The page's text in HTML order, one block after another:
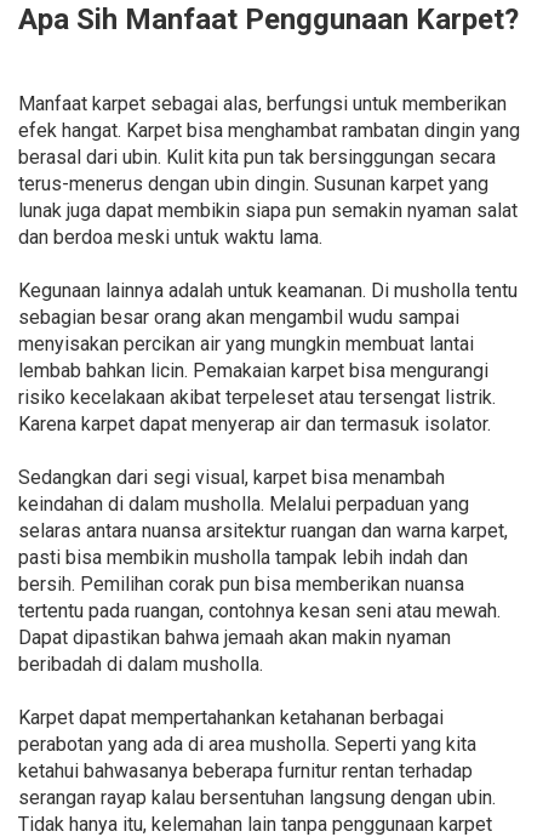
Apa Sih Manfaat Penggunaan Karpet?
Manfaat karpet sebagai alas, berfungsi untuk memberikan
efek hangat. Karpet bisa menghambat rambatan dingin yang
berasal dari ubin. Kulit kita pun tak bersinggungan secara
terus-menerus dengan ubin dingin. Susunan karpet yang
lunak juga dapat membikin siapa pun semakin nyaman salat
dan berdoa meski untuk waktu lama.
Kegunaan lainnya adalah untuk keamanan. Di musholla tentu
sebagian besar orang akan mengambil wudu sampai
menyisakan percikan air yang mungkin membuat lantai
lembab bahkan licin. Pemakaian karpet bisa mengurangi
risiko kecelakaan akibat terpeleset atau tersengat listrik.
Karena karpet dapat menyerap air dan termasuk isolator.
Sedangkan dari segi visual, karpet bisa menambah
keindahan di dalam musholla. Melalui perpaduan yang
selaras antara nuansa arsitektur ruangan dan warna karpet,
pasti bisa membikin musholla tampak lebih indah dan
bersih. Pemilihan corak pun bisa memberikan nuansa
tertentu pada ruangan, contohnya kesan seni atau mewah.
Dapat dipastikan bahwa jemaah akan makin nyaman
beribadah di dalam musholla.
Karpet dapat mempertahankan ketahanan berbagai
perabotan yang ada di area musholla. Seperti yang kita
ketahui bahwasanya beberapa furnitur rentan terhadap
serangan rayap kalau bersentuhan langsung dengan ubin.
Tidak hanya itu, kelemahan lain tanpa penggunaan karpet